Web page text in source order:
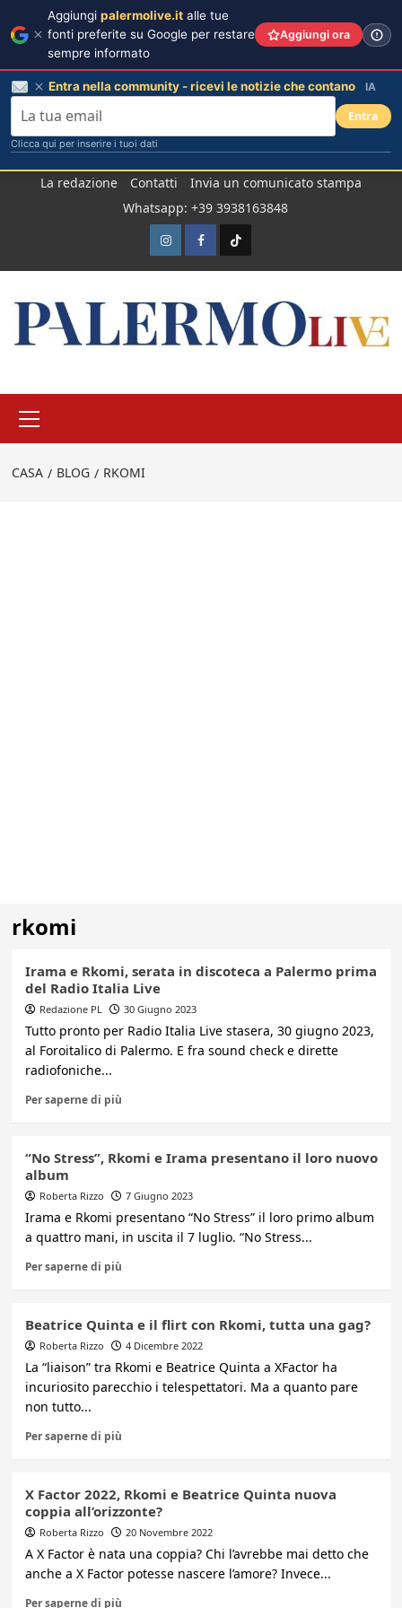
La redazione Contatti
Invia un comunicato stampa
Whatsapp: +39 3938163848
InstagramFacebook
TikTok
principale
CASA BLOG RKOMI
rkomi
Irama e Rkomi, serata in discoteca a Palermo prima
del Radio Italia Live
Redazione PL 30 Giugno 2023
Tutto pronto per Radio Italia Live stasera, 30 giugno 2023,
al Foroitalico di Palermo. E fra sound check e dirette
radiofoniche...
Per saperne di più
“No Stress”, Rkomi e Irama presentano il loro nuovo
album
Roberta Rizzo 7 Giugno 2023
Irama e Rkomi presentano “No Stress” il loro primo album
a quattro mani, in uscita il 7 luglio. “No Stress...
Per saperne di più
Beatrice Quinta e il flirt con Rkomi, tutta una gag?
Roberta Rizzo 4 Dicembre 2022
La “liaison” tra Rkomi e Beatrice Quinta a XFactor ha
incuriosito parecchio i telespettatori. Ma a quanto pare
non tutto...
Per saperne di più
X Factor 2022, Rkomi e Beatrice Quinta nuova
coppia all’orizzonte?
Roberta Rizzo 20 Novembre 2022
A X Factor è nata una coppia? Chi l’avrebbe mai detto che
anche a X Factor potesse nascere l’amore? Invece...
Per saperne di più
Aggiungi palermolive.it alle tue
fonti preferite su Google per restare
sempre informato
Aggiungi ora
Entra nella community - ricevi le notizie che contano IA
Entra
Clicca qui per inserire i tuoi dati